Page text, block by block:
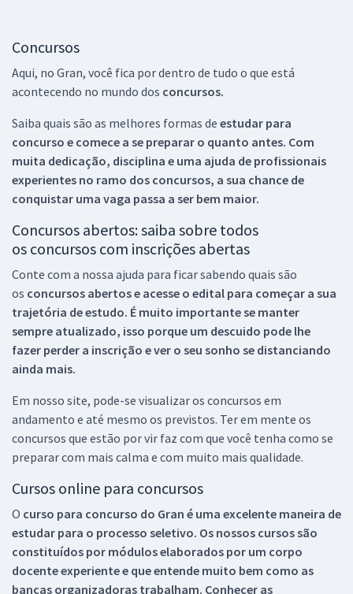
Concursos
Aqui, no Gran, você fica por dentro de tudo o que está
acontecendo no mundo dos concursos.
Saiba quais são as melhores formas de estudar para
concurso e comece a se preparar o quanto antes. Com
muita dedicação, disciplina e uma ajuda de profissionais
experientes no ramo dos concursos, a sua chance de
conquistar uma vaga passa a ser bem maior.
Concursos abertos: saiba sobre todos
os concursos com inscrições abertas
Conte com a nossa ajuda para ficar sabendo quais são
os concursos abertos e acesse o edital para começar a sua
trajetória de estudo. É muito importante se manter
sempre atualizado, isso porque um descuido pode lhe
fazer perder a inscrição e ver o seu sonho se distanciando
ainda mais.
Em nosso site, pode-se visualizar os concursos em
andamento e até mesmo os previstos. Ter em mente os
concursos que estão por vir faz com que você tenha como se
preparar com mais calma e com muito mais qualidade.
Cursos online para concursos
O curso para concurso do Gran é uma excelente maneira de
estudar para o processo seletivo. Os nossos cursos são
constituídos por módulos elaborados por um corpo
docente experiente e que entende muito bem como as
bancas organizadoras trabalham. Conhecer as